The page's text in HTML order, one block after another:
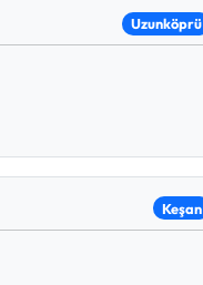
Uzunköprü
Keşan